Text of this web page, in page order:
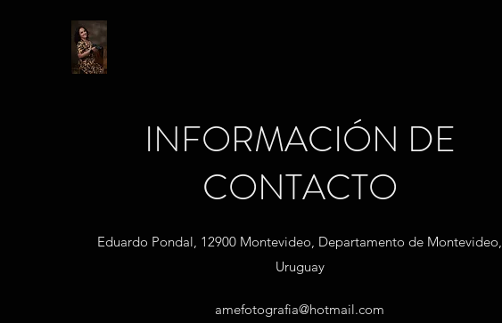
INFORMACIÓN DE
CONTACTO
Eduardo Pondal, 12900 Montevideo, Departamento de Montevideo,
Uruguay
amefotografia@hotmail.com